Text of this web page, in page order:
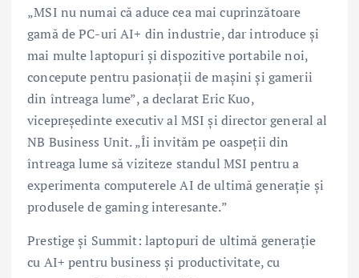
„MSI nu numai că aduce cea mai cuprinzătoare
gamă de PC-uri AI+ din industrie, dar introduce și
mai multe laptopuri și dispozitive portabile noi,
concepute pentru pasionații de mașini și gamerii
din întreaga lume”, a declarat Eric Kuo,
vicepreședinte executiv al MSI și director general al
NB Business Unit. „Îi invităm pe oaspeții din
întreaga lume să viziteze standul MSI pentru a
experimenta computerele AI de ultimă generație și
produsele de gaming interesante.”
Prestige și Summit: laptopuri de ultimă generație
cu AI+ pentru business și productivitate, cu